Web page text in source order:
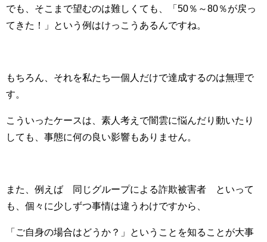
でも、そこまで望むのは難しくても、「50％～80％が戻っ
てきた！」という例はけっこうあるんですね。
もちろん、それを私たち一個人だけで達成するのは無理で
す。
こういったケースは、素人考えで闇雲に悩んだり動いたり
しても、 事態に何の良い影響もありません。
また、例えば¨同じグループによる詐欺被害者¨といって
も、 個々に少しずつ事情は違うわけですから、
「ご自身の場合はどうか？」ということを知ることが大事